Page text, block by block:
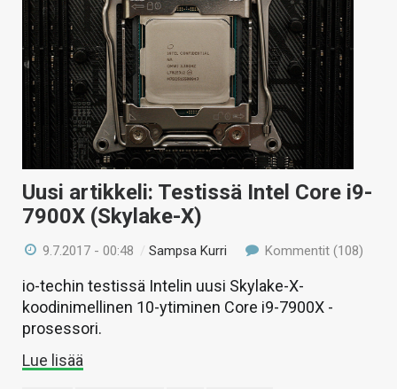
Uusi artikkeli: Testissä Intel Core i9-
7900X (Skylake-X)
9.7.2017 - 00:48 /Sampsa Kurri Kommentit (108)
io-techin testissä Intelin uusi Skylake-X-
koodinimellinen 10-ytiminen Core i9-7900X -
prosessori.
Lue lisää